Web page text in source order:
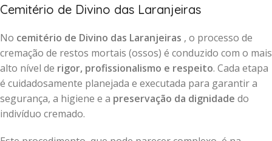
Cemitério de Divino das Laranjeiras
No cemitério de Divino das Laranjeiras , o processo de
cremação de restos mortais (ossos) é conduzido com o mais
alto nível de rigor, profissionalismo e respeito. Cada etapa
é cuidadosamente planejada e executada para garantir a
segurança, a higiene e a preservação da dignidade do
indivíduo cremado.